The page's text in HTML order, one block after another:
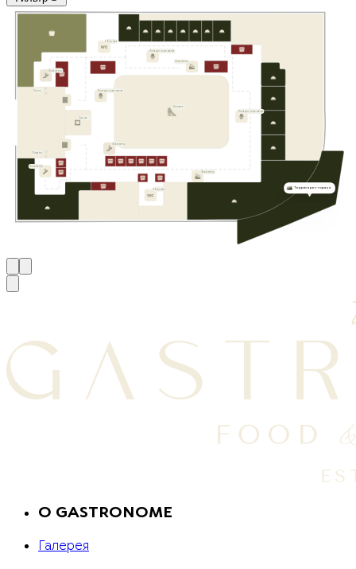
Терраса ресторана
Посадочные места
Посадочные места
Спуск
Подъём
Посадочные места
Игровая
Уборная
Уборная
Эскалатор
Эскалатор
Эскалатор
Эскалатор
Эскалатор
Сцена
O GASTRONOME
Галерея